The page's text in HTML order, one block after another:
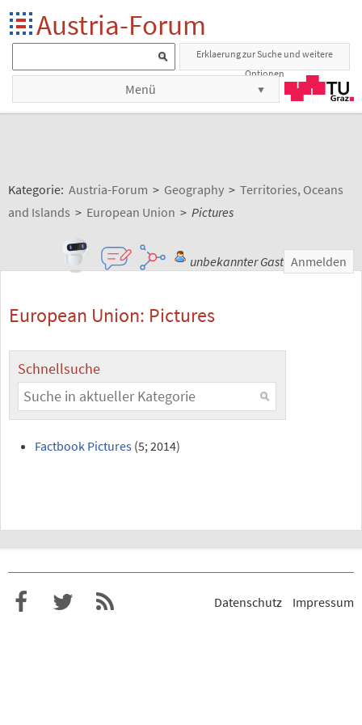
Austria-Forum
Erklaerung zur Suche und weitere
Optionen
Menü
Kategorie: Austria-Forum > Geography > Territories, Oceans
and Islands > European Union > Pictures
unbekannter Gast Anmelden
European Union: Pictures
Schnellsuche
Factbook Pictures (5; 2014)
Datenschutz Impressum